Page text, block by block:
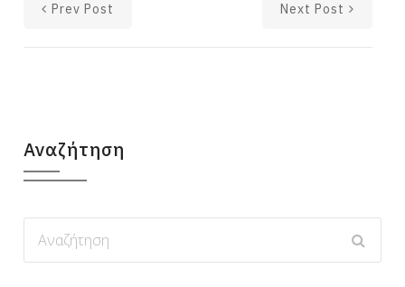
Prev Post Next Post
Αναζήτηση